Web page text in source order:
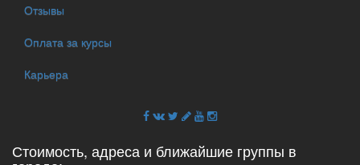
Отзывы
Оплата за курсы
Карьера
Стоимость, адреса и ближайшие группы в